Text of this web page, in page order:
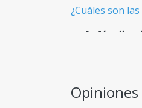
¿Cuáles son
Alquiler